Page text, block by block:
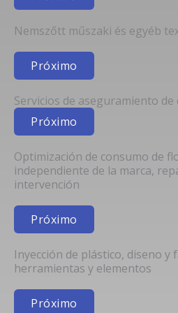
Nemszőtt műszaki és egyéb
Próximo
Servicios de aseguramiento de
Próximo
Optimización de consumo de
independiente de la marca,
intervención
Próximo
Inyección de plástico, diseno y
herramientas y elementos
Próximo